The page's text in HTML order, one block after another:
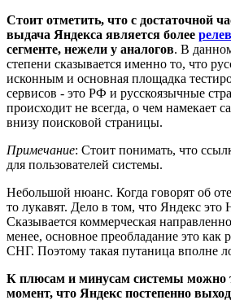
Стоит отметить, что с достаточной
выдача Яндекса является более
сегменте, нежели у аналогов. В
степени сказывается именно то, что
исконным и основная площадка
сервисов - это РФ и русскоязычные
происходит не всегда, о чем намекает
внизу поисковой страницы.
Примечание: Стоит понимать, что
для пользователей системы.
Небольшой нюанс. Когда говорят об
то лукавят. Дело в том, что Яндекс это
Сказывается коммерческая
менее, основное преобладание это как
СНГ. Поэтому такая путаница вполне
К плюсам и минусам системы можно
момент, что Яндекс постепенно